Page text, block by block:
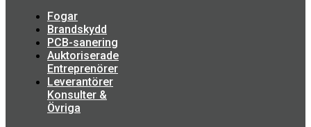
Fogar
Brandskydd
PCB-sanering
Auktoriserade
Entreprenörer
Leverantörer
Konsulter &
Övriga